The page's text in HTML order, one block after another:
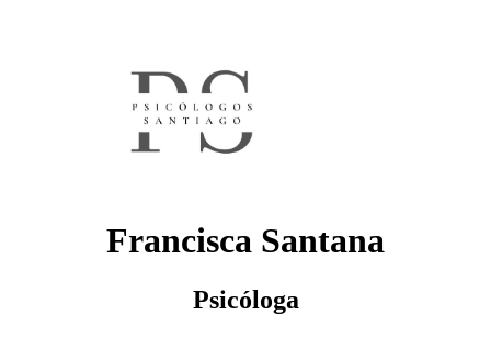
Francisca Santana
Psicóloga